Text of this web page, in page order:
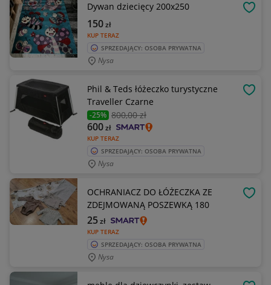
Dywan dziecięcy 200x250
KUP TERAZ
150zł
SPRZEDAJĄCY: OSOBA PRYWATNA
Nysa
Phil & Teds łóżeczko turystyczne
Traveller Czarne
-25% 800,00 zł
KUP TERAZ
600zł
SPRZEDAJĄCY: OSOBA PRYWATNA
Nysa
OCHRANIACZ DO ŁÓŻECZKA ZE
ZDEJMOWANĄ POSZEWKĄ 180
KUP TERAZ
25zł
SPRZEDAJĄCY: OSOBA PRYWATNA
Nysa